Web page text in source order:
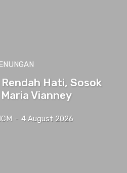
Hati, Sosok
Vianney
- 4 August 2026